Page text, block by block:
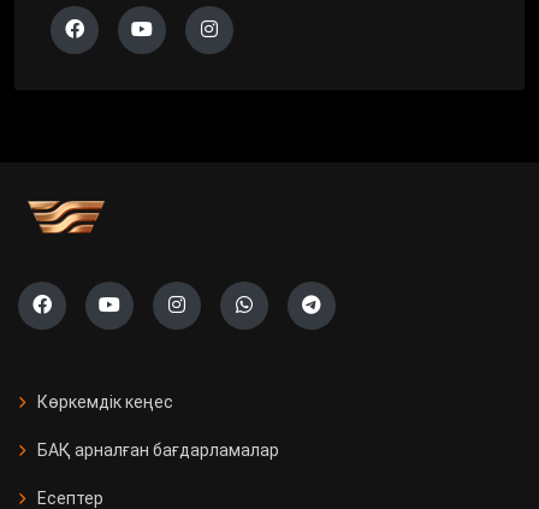
Көркемдік кеңес
БАҚ арналған бағдарламалар
Есептер